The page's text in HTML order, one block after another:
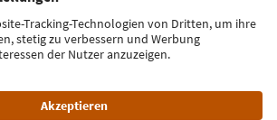
Jetzt anmelden